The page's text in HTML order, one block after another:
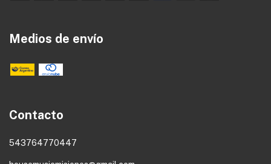
Medios de envío
Contacto
543764770447